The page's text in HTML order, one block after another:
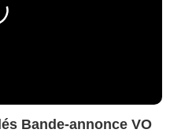
Bande-annonce VO